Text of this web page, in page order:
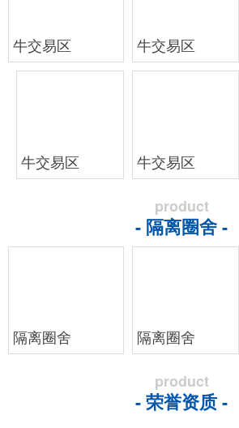
牛交易区 牛交易区
牛交易区 牛交易区
product
- 隔离圈舍 -
隔离圈舍 隔离圈舍
product
- 荣誉资质 -